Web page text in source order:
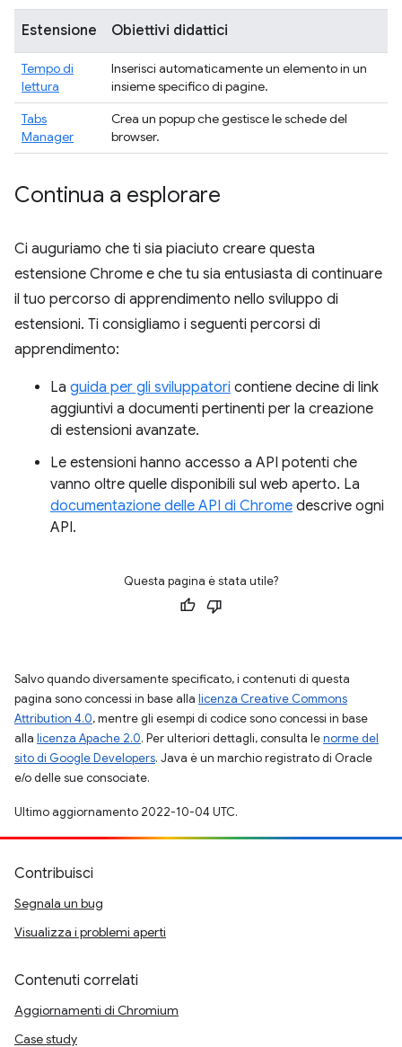
Estensione Obiettivi didattici
Tempo di
lettura
Inserisci automaticamente un elemento in un
insieme specifico di pagine.
Tabs
Manager
Crea un popup che gestisce le schede del
browser.
Continua a esplorare
Ci auguriamo che ti sia piaciuto creare questa
estensione Chrome e che tu sia entusiasta di continuare
il tuo percorso di apprendimento nello sviluppo di
estensioni. Ti consigliamo i seguenti percorsi di
apprendimento:
La guida per gli sviluppatori contiene decine di link
aggiuntivi a documenti pertinenti per la creazione
di estensioni avanzate.
Le estensioni hanno accesso a API potenti che
vanno oltre quelle disponibili sul web aperto. La
documentazione delle API di Chrome descrive ogni
API.
Questa pagina è stata utile?
Salvo quando diversamente specificato, i contenuti di questa
pagina sono concessi in base alla licenza Creative Commons
Attribution 4.0, mentre gli esempi di codice sono concessi in base
alla licenza Apache 2.0. Per ulteriori dettagli, consulta lenorme del
sito di Google Developers. Java è un marchio registrato di Oracle
e/o delle sue consociate.
Ultimo aggiornamento 2022-10-04 UTC.
Contribuisci
Segnala un bug
Visualizza i problemi aperti
Contenuti correlati
Aggiornamenti di Chromium
Case study